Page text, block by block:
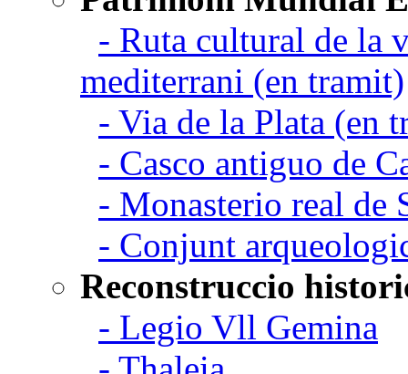
- Ruta cultural de la
mediterrani (en tramit)
- Via de la Plata (en
- Casco antiguo de
- Monasterio real de
- Conjunt
Reconstruccio
- Legio Vll Gemina